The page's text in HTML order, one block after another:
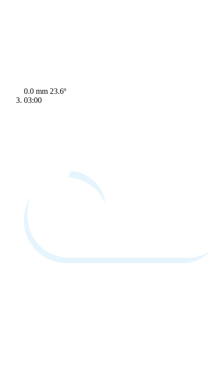
0.0 mm 23.6º
03:00